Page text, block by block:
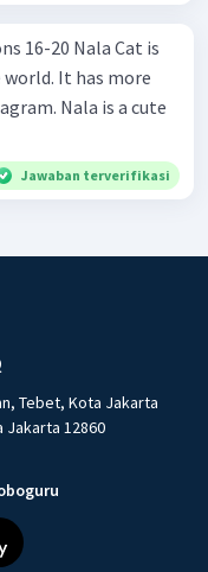
It has more
Nala is a cute
Jawaban terverifikasi
Tebet, Kota Jakarta
Jakarta 12860